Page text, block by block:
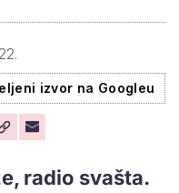
izvor na Googleu
radio svašta.